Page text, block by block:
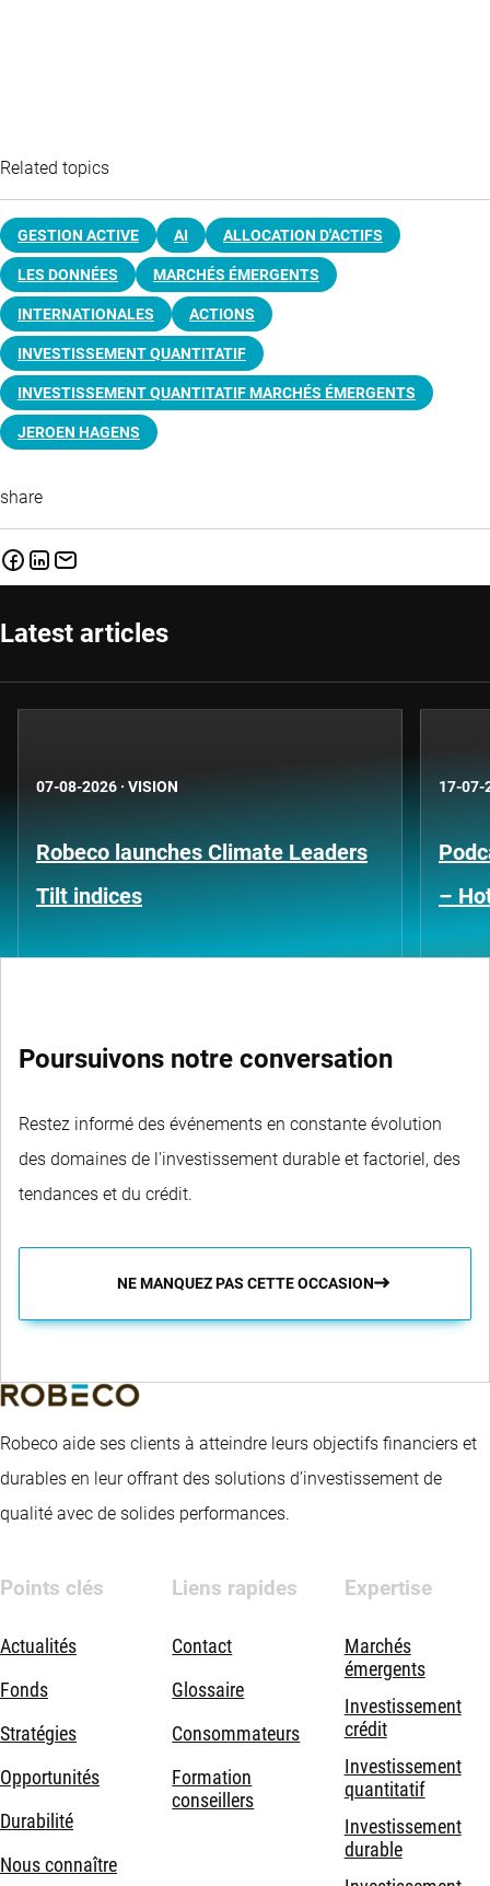
Related topics
GESTION ACTIVE AI ALLOCATION D'ACTIFS
LES DONNÉES MARCHÉS ÉMERGENTS
INTERNATIONALES ACTIONS
INVESTISSEMENT QUANTITATIF
INVESTISSEMENT QUANTITATIF MARCHÉS ÉMERGENTS
JEROEN HAGENS
share
Latest articles
07-08-2026 · VISION
Robeco launches Climate Leaders
Tilt indices
17-07-
–
Poursuivons notre conversation
Restez informé des événements en constante évolution
des domaines de l'investissement durable et factoriel, des
tendances et du crédit.
NE MANQUEZ PAS CETTE OCCASION
Robeco aide ses clients à atteindre leurs objectifs financiers et
durables en leur offrant des solutions d’investissement de
qualité avec de solides performances.
Points clés
Actualités
Fonds
Stratégies
Opportunités
Durabilité
Nous connaître
Liens rapides
Contact
Glossaire
Consommateurs
Formation
conseillers
Expertise
Marchés
émergents
Investissement
crédit
Investissement
quantitatif
Investissement
durable